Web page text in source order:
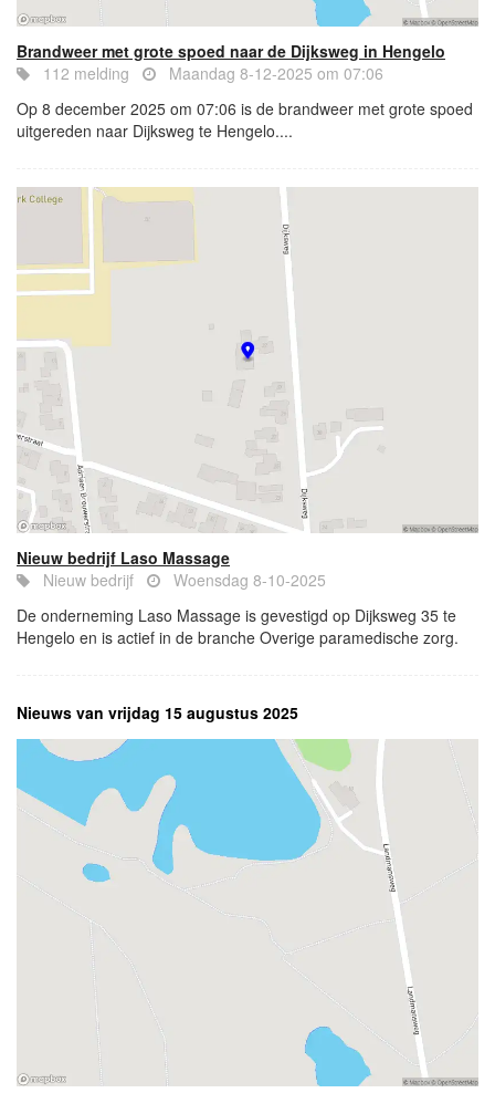
Brandweer met grote spoed naar de Dijksweg in Hengelo
112 melding
Maandag 8-12-2025 om 07:06
Op 8 december 2025 om 07:06 is de brandweer met grote spoed
uitgereden naar Dijksweg te Hengelo....
Nieuw bedrijf Laso Massage
Nieuw bedrijf
Woensdag 8-10-2025
De onderneming Laso Massage is gevestigd op Dijksweg 35 te
Hengelo en is actief in de branche Overige paramedische zorg.
Nieuws van vrijdag 15 augustus 2025